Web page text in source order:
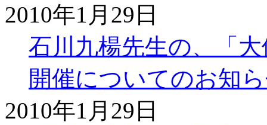
2010年1月29日
石川九楊先生の、「
開催についてのお知
2010年1月29日